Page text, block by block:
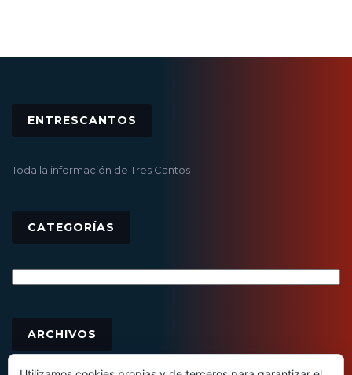
ENTRESCANTOS
Toda la información de Tres Cantos
CATEGORÍAS
ARCHIVOS